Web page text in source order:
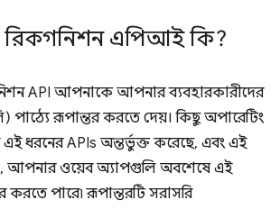
রিকগনিশন এপিআই কি?
API আপনাকে আপনার ব্যবহারকারীদের
পাঠ্যে রূপান্তর করতে দেয়। কিছু অপারেটিং
এই ধরনের APIs অন্তর্ভুক্ত করেছে, এবং এই
আপনার ওয়েব অ্যাপগুলি অবশেষে এই
করতে পারে৷ রূপান্তরটি সরাসরি